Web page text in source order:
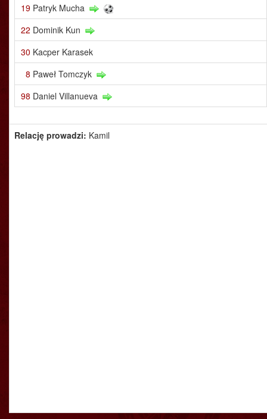
19 Patryk Mucha
22 Dominik Kun
30 Kacper Karasek
8 Paweł Tomczyk
98 Daniel Villanueva
Relację prowadzi: Kamil